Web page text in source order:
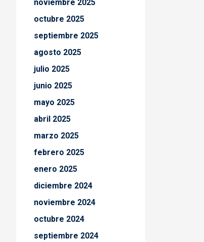
noviembre 2025
octubre 2025
septiembre 2025
agosto 2025
julio 2025
junio 2025
mayo 2025
abril 2025
marzo 2025
febrero 2025
enero 2025
diciembre 2024
noviembre 2024
octubre 2024
septiembre 2024